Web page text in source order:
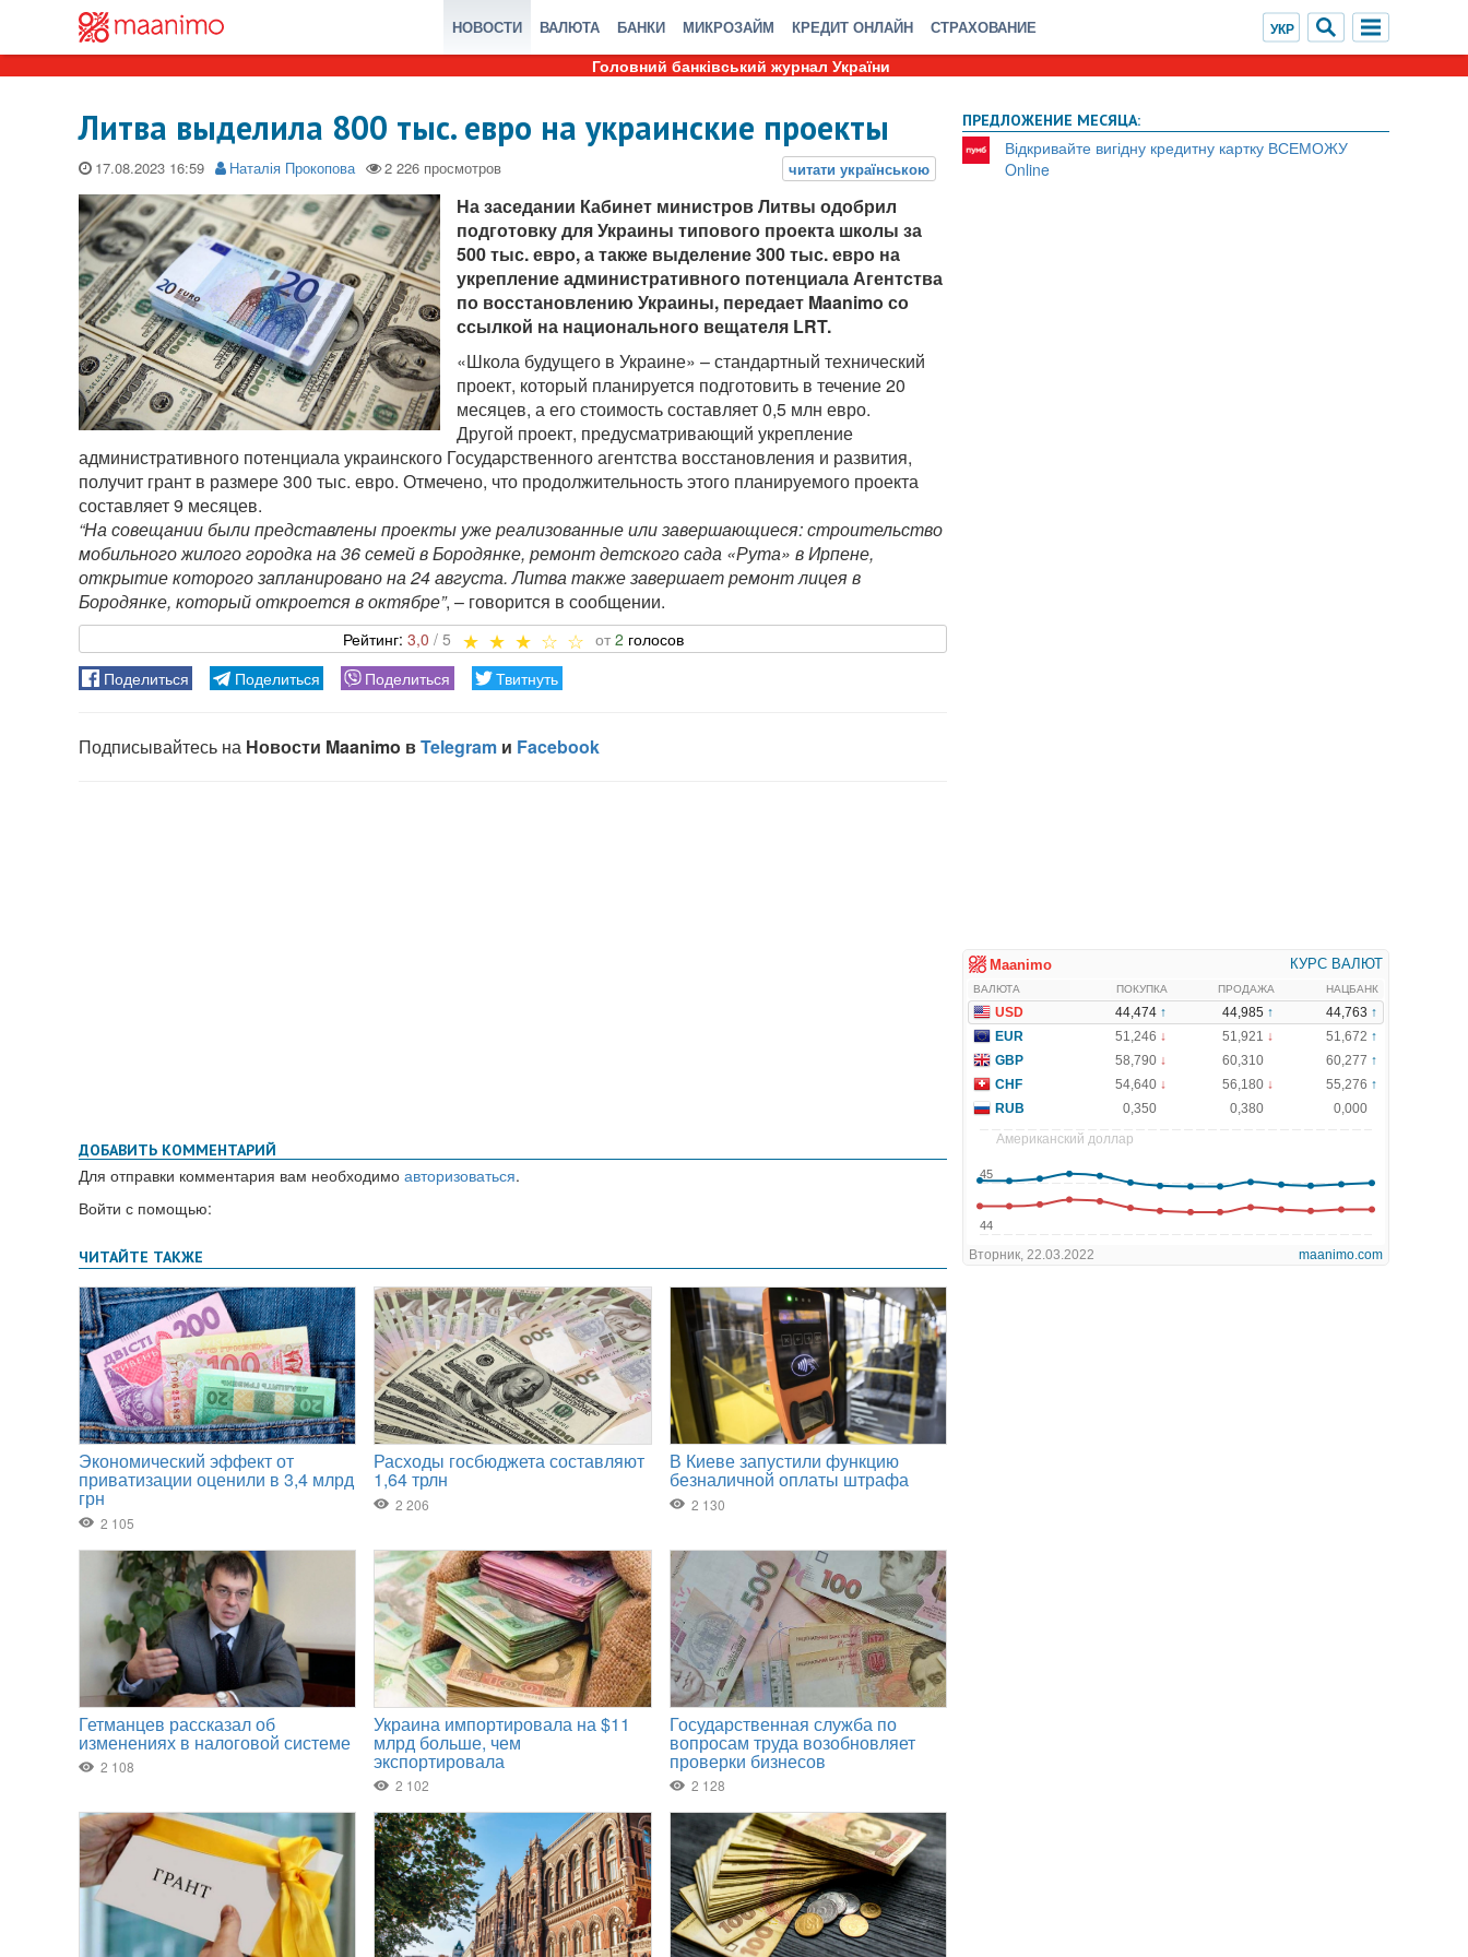
НОВОСТИ ВАЛЮТА БАНКИ МИКРОЗАЙМ КРЕДИТ ОНЛАЙН СТРАХОВАНИЕ
Головний банківський журнал України
Литва выделила 800 тыс. евро на украинские проекты
17.08.2023 Наталія Прокопова
На заседании Кабинет министров Литвы одобрил
подготовку для Украины типового проекта школы за
500 тыс. евро, а также выделение 300 тыс. евро на
укрепление административного потенциала Агентства
по восстановлению Украины, передает Maanimo со
ссылкой на национального вещателя LRT.
«Школа будущего в Украине» – стандартный технический
проект, который планируется подготовить в течение 20
месяцев, а его стоимость составляет 0,5 млн евро.
Другой проект, предусматривающий укрепление
административного потенциала украинского Государственного агентства восстановления и развития,
получит грант в размере 300 тыс. евро. Отмечено, что продолжительность этого планируемого проекта
составляет 9 месяцев.
“На совещании были представлены проекты уже реализованные или завершающиеся: строительство
мобильного жилого городка на 36 семей в Бородянке, ремонт детского сада «Рута» в Ирпене,
открытие которого запланировано на 24 августа. Литва также завершает ремонт лицея в
Бородянке, который откроется в октябре”, – говорится в сообщении.
3,0 2
ДОБАВИТЬ КОММЕНТАРИЙ
Для отправки комментария вам необходимо авторизоваться.
Войти с помощью:
ПРЕДЛОЖЕНИЕ МЕСЯЦА:
Відкривайте вигідну кредитну картку ВСЕМОЖУ
Online